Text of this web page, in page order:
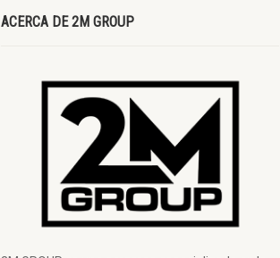
ACERCA DE 2M GROUP